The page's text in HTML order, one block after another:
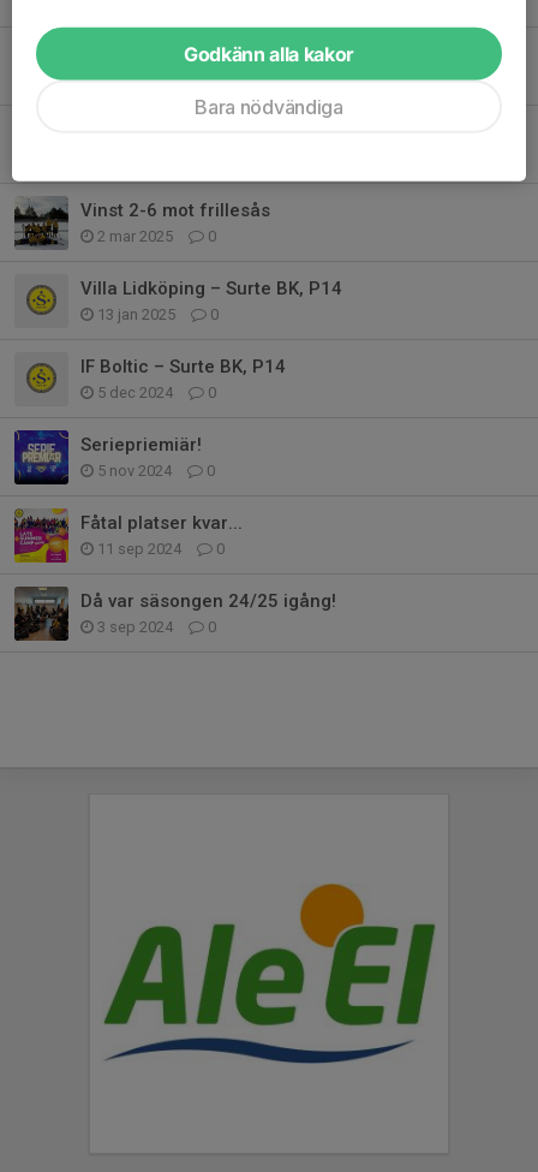
Försäsongscup m.m.
22 maj 2025 0
Vinst 2-6 mot frillesås
2 mar 2025 0
Villa Lidköping – Surte BK, P14
13 jan 2025 0
IF Boltic – Surte BK, P14
5 dec 2024 0
Seriepriemiär!
5 nov 2024 0
Fåtal platser kvar...
11 sep 2024 0
Då var säsongen 24/25 igång!
3 sep 2024 0
Godkänn alla kakor
Bara nödvändiga